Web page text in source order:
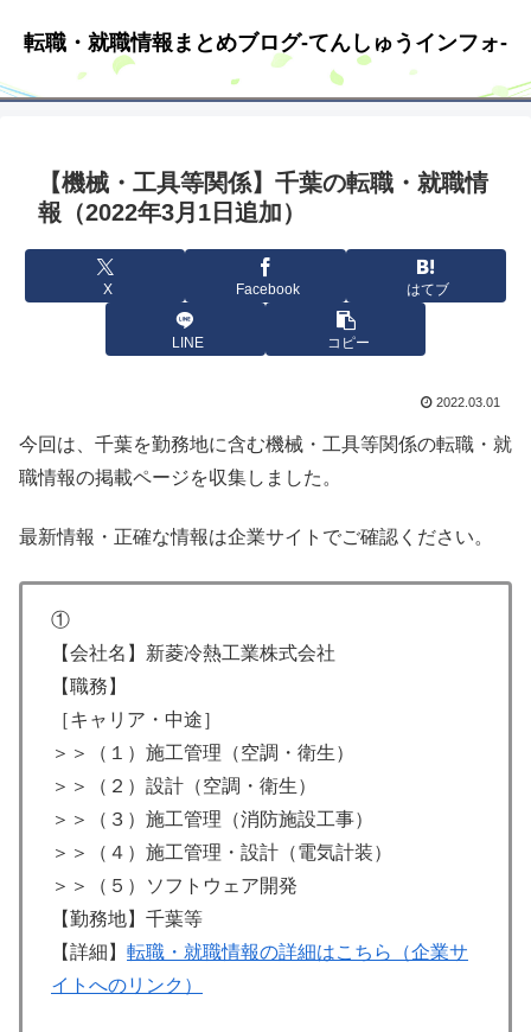
転職・就職情報まとめブログ-てんしゅうインフォ-
【機械・工具等関係】千葉の転職・就職情
報（2022年3月1日追加）
X Facebook はてブ
LINE コピー
2022.03.01
今回は、千葉を勤務地に含む機械・工具等関係の転職・就
職情報の掲載ページを収集しました。
最新情報・正確な情報は企業サイトでご確認ください。
①
【会社名】新菱冷熱工業株式会社
【職務】
［キャリア・中途］
＞＞（１）施工管理（空調・衛生）
＞＞（２）設計（空調・衛生）
＞＞（３）施工管理（消防施設工事）
＞＞（４）施工管理・設計（電気計装）
＞＞（５）ソフトウェア開発
【勤務地】千葉等
【詳細】 転職・就職情報の詳細はこちら（企業サ
イトへのリンク）